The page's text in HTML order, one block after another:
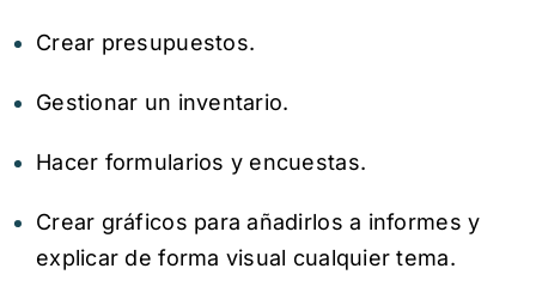
Crear presupuestos.
Gestionar un inventario.
Hacer formularios y encuestas.
Crear gráficos para añadirlos a informes y
explicar de forma visual cualquier tema.